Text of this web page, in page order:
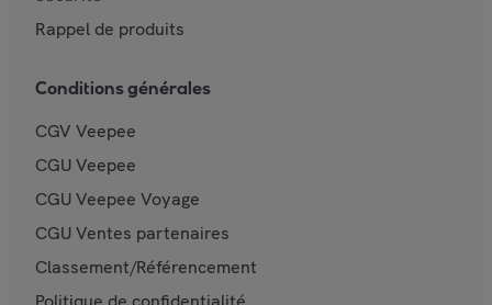
Rappel de produits
Conditions générales
CGV Veepee
CGU Veepee
CGU Veepee Voyage
CGU Ventes partenaires
Classement/Référencement